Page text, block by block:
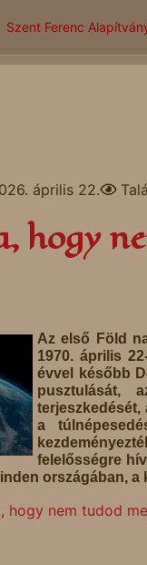
Szent Ferenc
április 22.
hogy
Az első Föld
1970. április
évvel később
pusztulását,
terjeszkedését,
a
felelősségre
országában,
hogy nem tudod